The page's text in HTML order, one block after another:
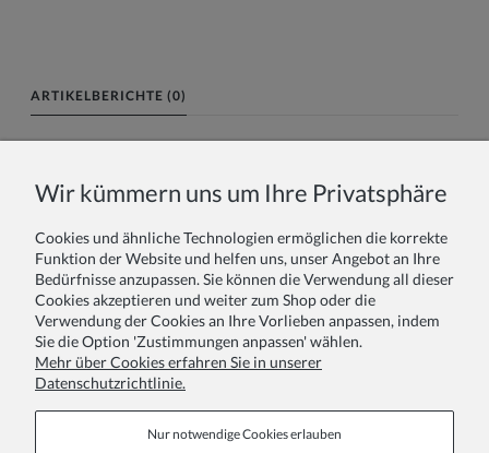
ARTIKELBERICHTE (0)
Ihr Bericht:
Wir kümmern uns um Ihre Privatsphäre
Cookies und ähnliche Technologien ermöglichen die korrekte
Funktion der Website und helfen uns, unser Angebot an Ihre
Bedürfnisse anzupassen. Sie können die Verwendung all dieser
Cookies akzeptieren und weiter zum Shop oder die
Verwendung der Cookies an Ihre Vorlieben anpassen, indem
Sie die Option 'Zustimmungen anpassen' wählen.
Mehr über Cookies erfahren Sie in unserer
Datenschutzrichtlinie.
Nur notwendige Cookies erlauben